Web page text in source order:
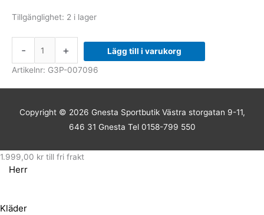
Tillgänglighet: 2 i lager
- + Lägg till i varukorg
Artikelnr: G3P-007096
Copyright © 2026 Gnesta SportbutikVästra storgatan 9-11,
646 31 Gnesta Tel 0158-799 550
1.999,00 kr till fri frakt
Herr
Kläder